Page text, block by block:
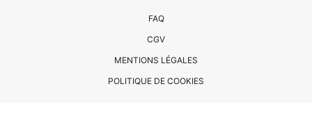
CONTACT
FAQ
CGV
MENTIONS LÉGALES
POLITIQUE DE COOKIES